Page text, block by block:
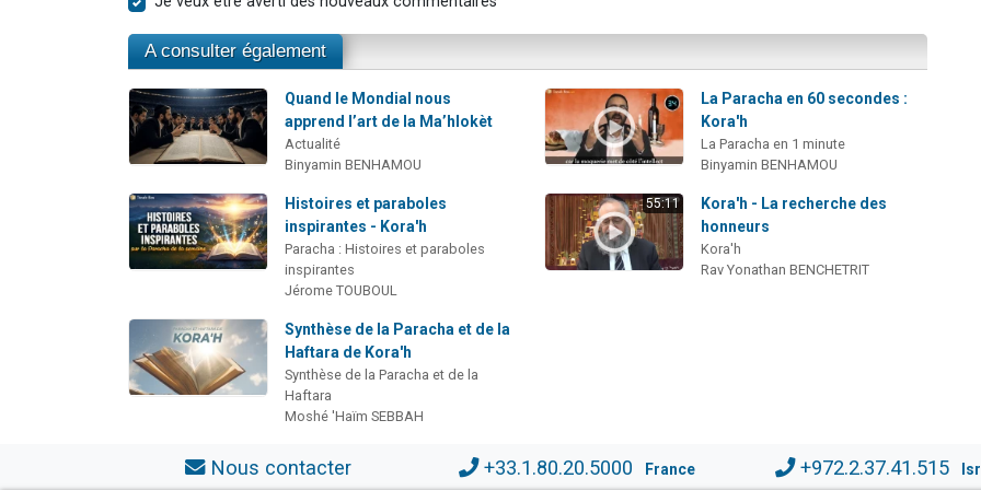
A consulter également
Quand le Mondial nous
apprend l’art de la Ma’hlokèt
Actualité
Binyamin BENHAMOU
La Paracha en 60 secondes :
Kora'h
La Paracha en 1 minute
Binyamin BENHAMOU
Histoires et paraboles
inspirantes - Kora'h
Paracha : Histoires et paraboles
inspirantes
Jérome TOUBOUL
55:11
Kora'h - La recherche des
honneurs
Kora'h
Rav Yonathan BENCHETRIT
Synthèse de la Paracha et de la
Haftara de Kora'h
Synthèse de la Paracha et de la
Haftara
Moshé 'Haïm SEBBAH
Nous contacter +33.1.80.20.5000 France +972.2.37.41.515